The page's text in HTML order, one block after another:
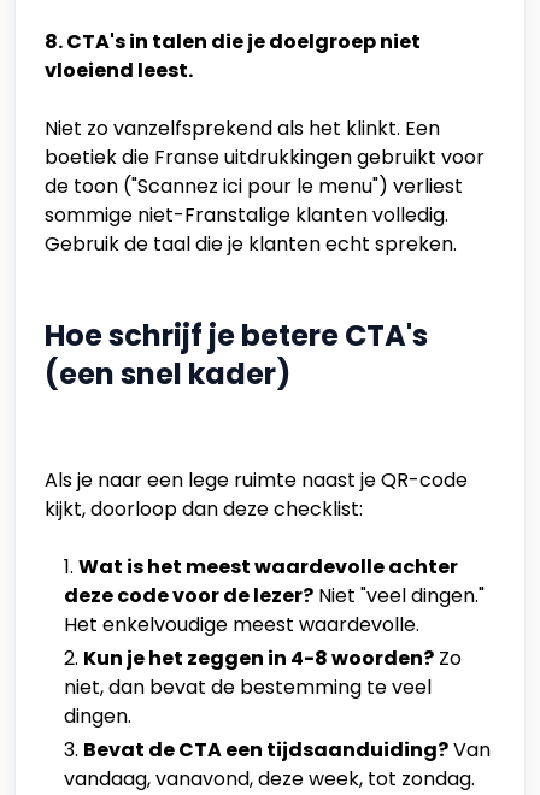
8. CTA's in talen die je doelgroep niet
vloeiend leest.
Niet zo vanzelfsprekend als het klinkt. Een
boetiek die Franse uitdrukkingen gebruikt voor
de toon ("Scannez ici pour le menu") verliest
sommige niet-Franstalige klanten volledig.
Gebruik de taal die je klanten echt spreken.
Hoe schrijf je betere CTA's
(een snel kader)
Als je naar een lege ruimte naast je QR-code
kijkt, doorloop dan deze checklist:
Wat is het meest waardevolle achter
deze code voor de lezer? Niet "veel dingen."
Het enkelvoudige meest waardevolle.
Kun je het zeggen in 4-8 woorden? Zo
niet, dan bevat de bestemming te veel
dingen.
Bevat de CTA een tijdsaanduiding?Van
vandaag, vanavond, deze week, tot zondag.